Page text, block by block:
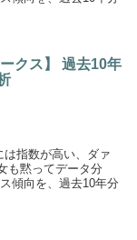
クス】 過去10年
指数が高い、ダァ
も黙ってデータ分
傾向を、過去10年分